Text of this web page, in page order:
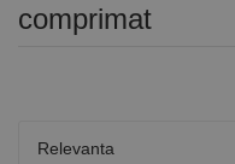
comprimat
Relevanta